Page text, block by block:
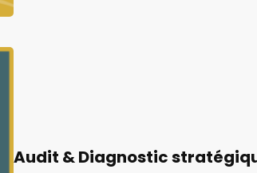
Audit & Diagnostic